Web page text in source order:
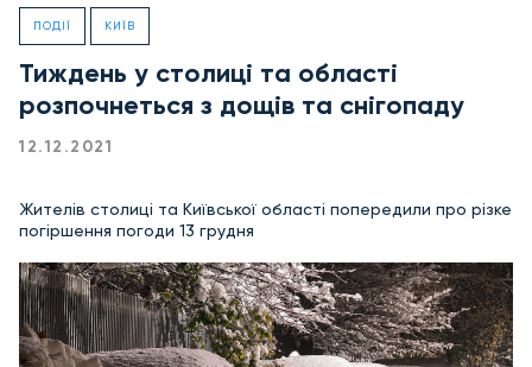
ПОДІЇ КИЇВ
Тиждень у столиці та області
розпочнеться з дощів та снігопаду
12.12.2021
Жителів столиці та Київської області попередили про різке
погіршення погоди 13 грудня